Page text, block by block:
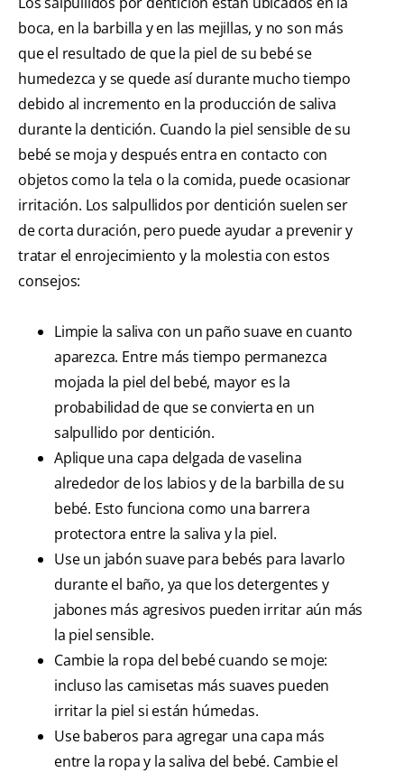
boca, en la barbilla y en las mejillas, y no son más
que el resultado de que la piel de su bebé se
humedezca y se quede así durante mucho tiempo
debido al incremento en la producción de saliva
durante la dentición. Cuando la piel sensible de su
bebé se moja y después entra en contacto con
objetos como la tela o la comida, puede ocasionar
irritación. Los salpullidos por dentición suelen ser
de corta duración, pero puede ayudar a prevenir y
tratar el enrojecimiento y la molestia con estos
consejos:
Limpie la saliva con un paño suave en cuanto
aparezca. Entre más tiempo permanezca
mojada la piel del bebé, mayor es la
probabilidad de que se convierta en un
salpullido por dentición.
Aplique una capa delgada de vaselina
alrededor de los labios y de la barbilla de su
bebé. Esto funciona como una barrera
protectora entre la saliva y la piel.
Use un jabón suave para bebés para lavarlo
durante el baño, ya que los detergentes y
jabones más agresivos pueden irritar aún más
la piel sensible.
Cambie la ropa del bebé cuando se moje:
incluso las camisetas más suaves pueden
irritar la piel si están húmedas.
Use baberos para agregar una capa más
entre la ropa y la saliva del bebé. Cambie el